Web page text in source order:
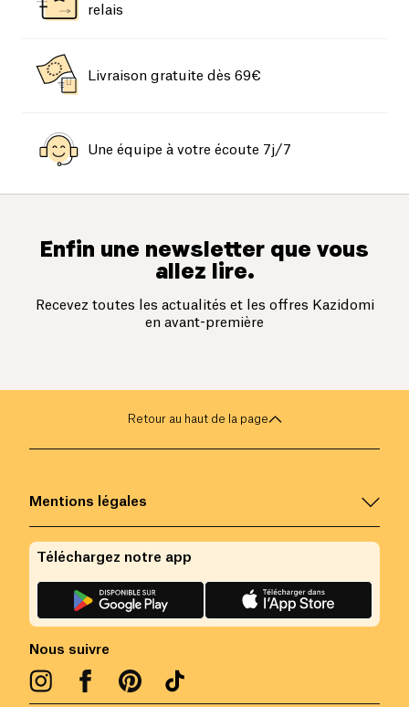
relais
Livraison gratuite dès 69€
Une équipe à votre écoute 7j/7
Enfin une newsletter que vous
allez lire.
Recevez toutes les actualités et les offres Kazidomi
en avant-première
Retour au haut de la page
Mentions légales
Nous suivre
Téléchargez notre app